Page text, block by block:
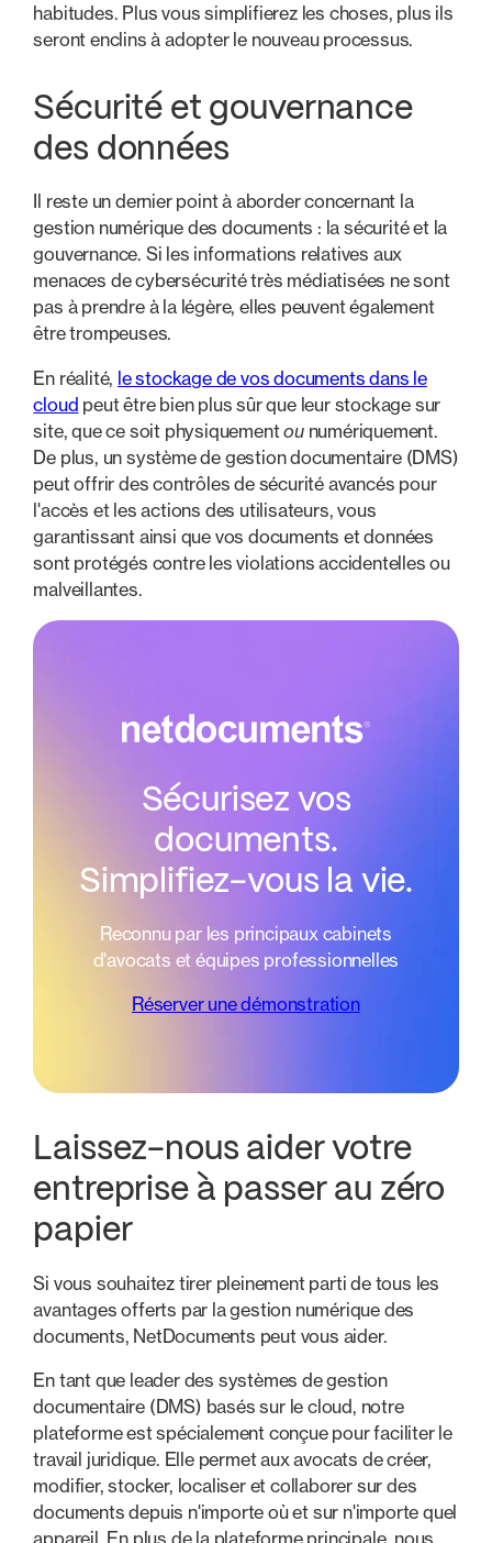
habitudes. Plus vous simplifierez les choses, plus ils
seront enclins à adopter le nouveau processus.
Sécurité et gouvernance
des données
Il reste un dernier point à aborder concernant la
gestion numérique des documents : la sécurité et la
gouvernance. Si les informations relatives aux
menaces de cybersécurité très médiatisées ne sont
pas à prendre à la légère, elles peuvent également
être trompeuses.
En réalité, le stockage de vos documents dans le
cloud peut être bien plus sûr que leur stockage sur
site, que ce soit physiquementounumériquement.
De plus, un système de gestion documentaire (DMS)
peut offrir des contrôles de sécurité avancés pour
l'accès et les actions des utilisateurs, vous
garantissant ainsi que vos documents et données
sont protégés contre les violations accidentelles ou
malveillantes.
Sécurisez vos
documents.
Simplifiez-vous la vie.
Reconnu par les principaux cabinets
d'avocats et équipes professionnelles
Réserver une démonstration
Laissez-nous aider votre
entreprise à passer au zéro
papier
Si vous souhaitez tirer pleinement parti de tous les
avantages offerts par la gestion numérique des
documents, NetDocuments peut vous aider.
En tant que leader des systèmes de gestion
documentaire (DMS) basés sur le cloud, notre
plateforme est spécialement conçue pour faciliter le
travail juridique. Elle permet aux avocats de créer,
modifier, stocker, localiser et collaborer sur des
documents depuis n'importe où et sur n'importe quel